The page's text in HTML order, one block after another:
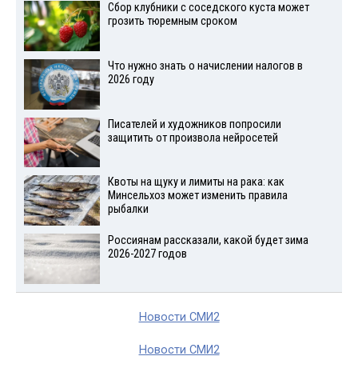
Сбор клубники с соседского куста может
грозить тюремным сроком
Что нужно знать о начислении налогов в
2026 году
Писателей и художников попросили
защитить от произвола нейросетей
Квоты на щуку и лимиты на рака: как
Минсельхоз может изменить правила
рыбалки
Россиянам рассказали, какой будет зима
2026-2027 годов
Новости СМИ2
Новости СМИ2